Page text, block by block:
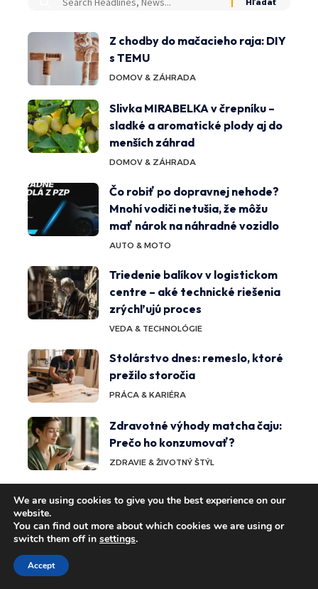
Z chodby do mačacieho raja: DIY
s TEMU
DOMOV & ZÁHRADA
Slivka MIRABELKA v črepníku –
sladké a aromatické plody aj do
menších záhrad
DOMOV & ZÁHRADA
Čo robiť po dopravnej nehode?
Mnohí vodiči netušia, že môžu
mať nárok na náhradné vozidlo
AUTO & MOTO
Triedenie balíkov v logistickom
centre – aké technické riešenia
zrýchľujú proces
VEDA & TECHNOLÓGIE
Stolárstvo dnes: remeslo, ktoré
prežilo storočia
PRÁCA & KARIÉRA
Zdravotné výhody matcha čaju:
Prečo ho konzumovať?
ZDRAVIE & ŽIVOTNÝ ŠTÝL
Vplyv osvietenstva na modernú
spoločnosť a myslenie: dedičstvo
a transformácia
VEDA & TECHNOLÓGIE
We are using cookies to give you the best experience on our
website.
You can find out more about which cookies we are using or
switch them off in settings.
Accept